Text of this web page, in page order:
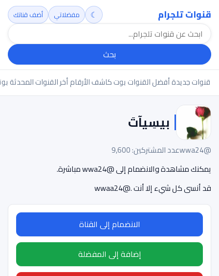
قنوات تلجرام
بحث
☾ مفضلاتي أضف قناتك
قنوات جديدةأفضل القنواتبوت كاشف الأرقامأخر القنوات المحدثة
بيسِيآتَ
@wwa24
عدد المشتركين: 9,600
يمكنك مشاهدة والانضمام إلى @wwa24 مباشرة.
‏قد أنسى كل شيء إلا أنت .@wwaa24
الانضمام إلى القناة
إضافة إلى المفضلة